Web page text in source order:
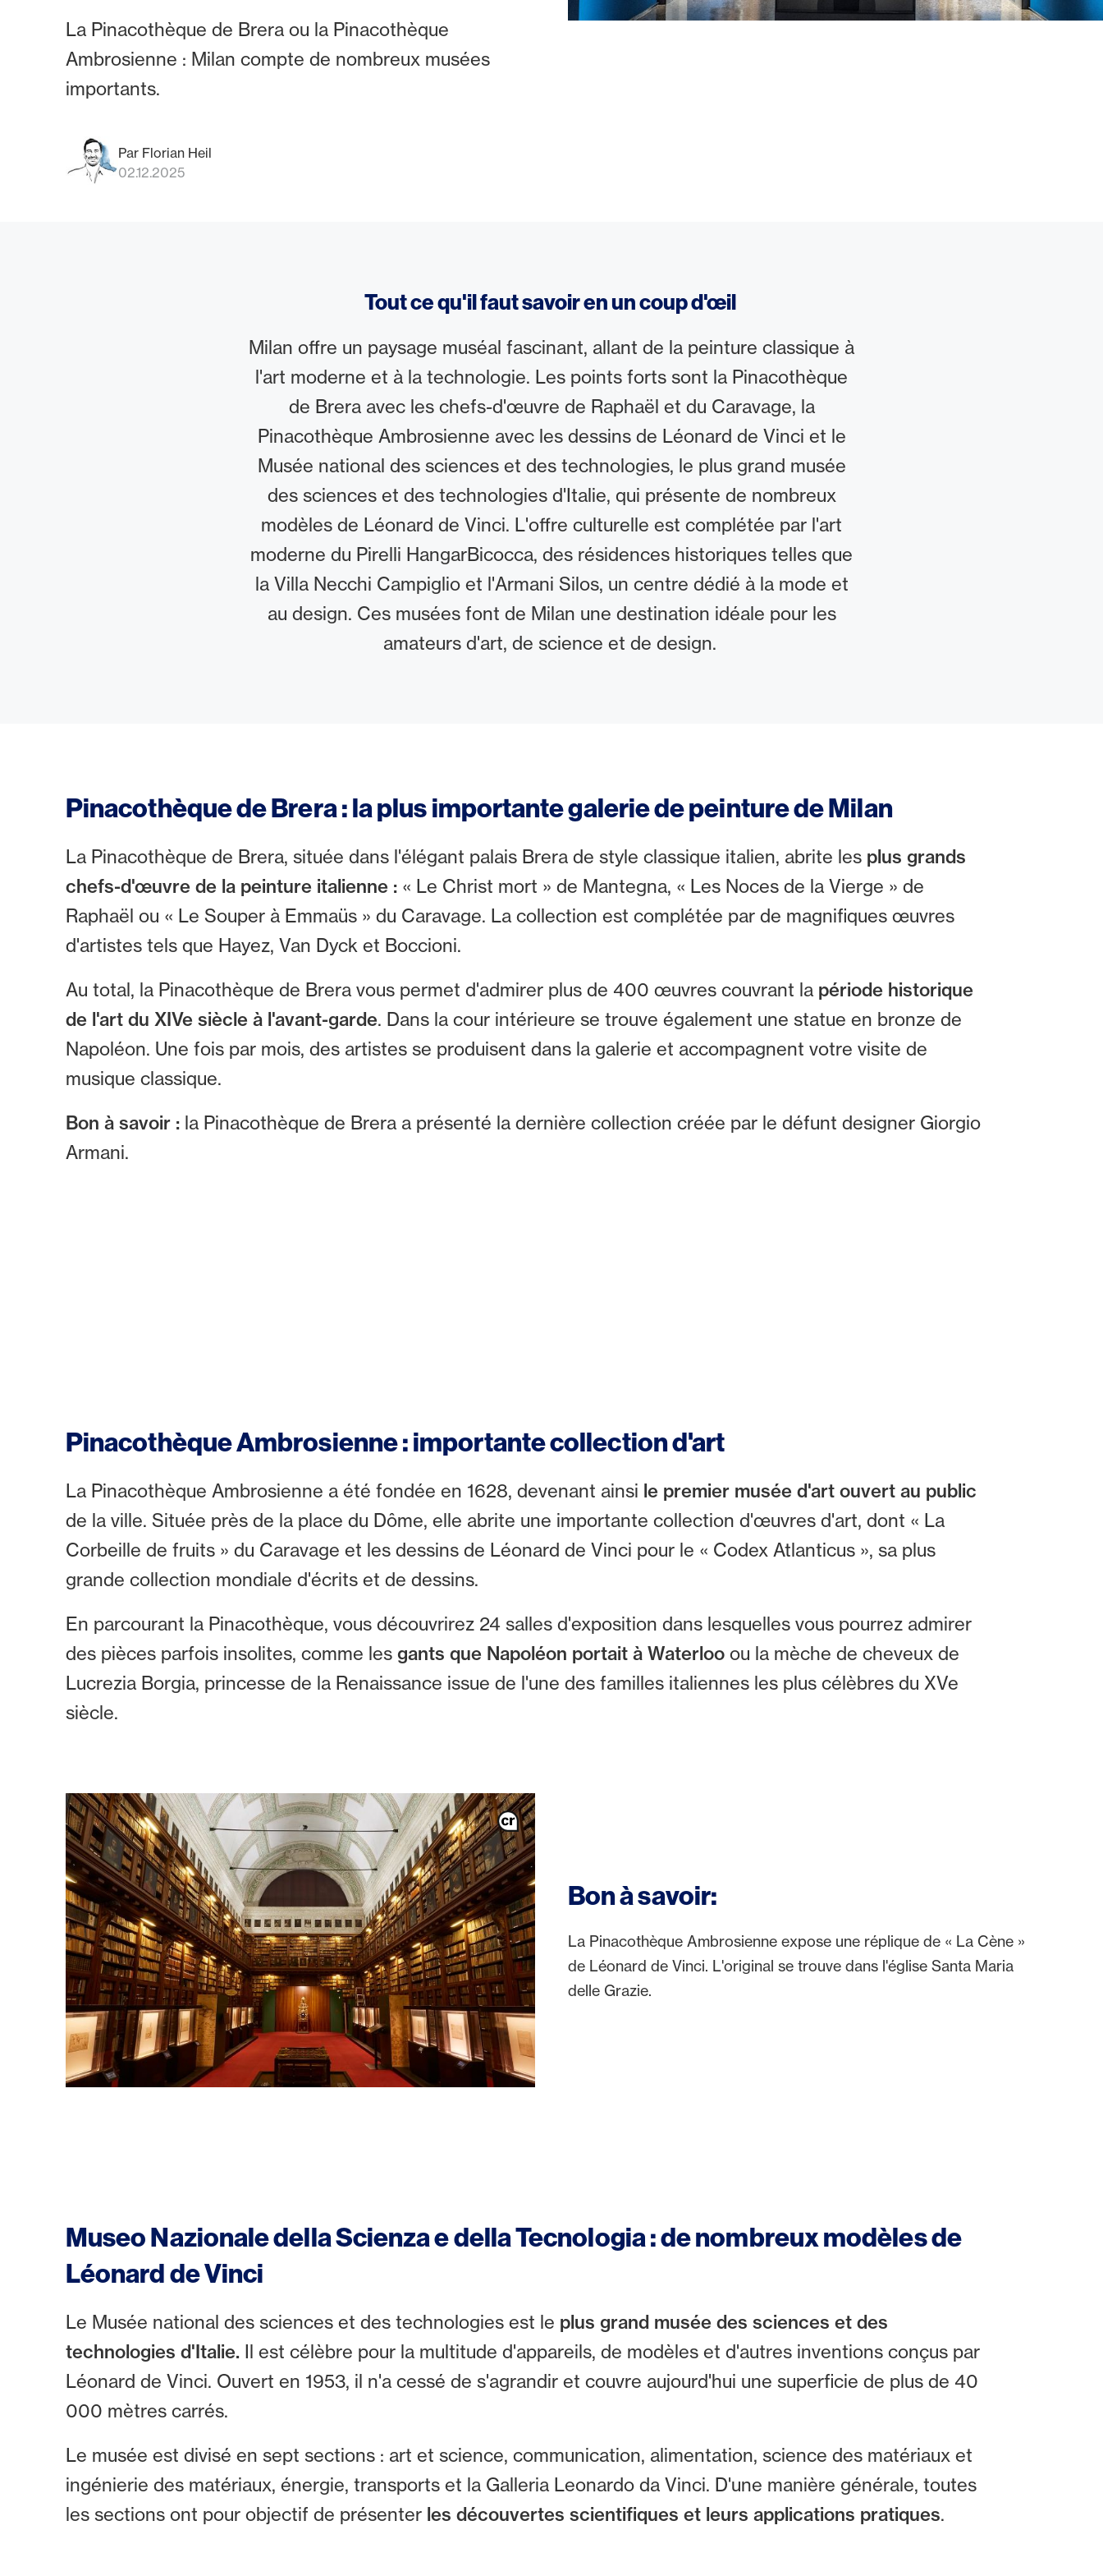
La Pinacothèque de Brera ou la Pinacothèque
Ambrosienne : Milan compte de nombreux musées
importants.
Par Florian Heil
02.12.2025
Tout ce qu'il faut savoir en un coup d'œil
Milan offre un paysage muséal fascinant, allant de la peinture classique à
l'art moderne et à la technologie. Les points forts sont la Pinacothèque
de Brera avec les chefs-d'œuvre de Raphaël et du Caravage, la
Pinacothèque Ambrosienne avec les dessins de Léonard de Vinci et le
Musée national des sciences et des technologies, le plus grand musée
des sciences et des technologies d'Italie, qui présente de nombreux
modèles de Léonard de Vinci. L'offre culturelle est complétée par l'art
moderne du Pirelli HangarBicocca, des résidences historiques telles que
la Villa Necchi Campiglio et l'Armani Silos, un centre dédié à la mode et
au design. Ces musées font de Milan une destination idéale pour les
amateurs d'art, de science et de design.
Pinacothèque de Brera : la plus importante galerie de peinture de Milan
La Pinacothèque de Brera, située dans l'élégant palais Brera de style classique italien, abrite les plus grands
chefs-d'œuvre de la peinture italienne : « Le Christ mort » de Mantegna, « Les Noces de la Vierge » de
Raphaël ou « Le Souper à Emmaüs » du Caravage. La collection est complétée par de magnifiques œuvres
d'artistes tels que Hayez, Van Dyck et Boccioni.
Au total, la Pinacothèque de Brera vous permet d'admirer plus de 400 œuvres couvrant la période historique
de l'art du XIVe siècle à l'avant-garde. Dans la cour intérieure se trouve également une statue en bronze de
Napoléon. Une fois par mois, des artistes se produisent dans la galerie et accompagnent votre visite de
musique classique.
Bon à savoir : la Pinacothèque de Brera a présenté la dernière collection créée par le défunt designer Giorgio
Armani.
Pinacothèque Ambrosienne : importante collection d'art
La Pinacothèque Ambrosienne a été fondée en 1628, devenant ainsi le premier musée d'art ouvert au public
de la ville. Située près de la place du Dôme, elle abrite une importante collection d'œuvres d'art, dont « La
Corbeille de fruits » du Caravage et les dessins de Léonard de Vinci pour le « Codex Atlanticus », sa plus
grande collection mondiale d'écrits et de dessins.
En parcourant la Pinacothèque, vous découvrirez 24 salles d'exposition dans lesquelles vous pourrez admirer
des pièces parfois insolites, comme les gants que Napoléon portait à Waterloo ou la mèche de cheveux de
Lucrezia Borgia, princesse de la Renaissance issue de l'une des familles italiennes les plus célèbres du XVe
siècle.
Bon à savoir:
La Pinacothèque Ambrosienne expose une réplique de « La Cène »
de Léonard de Vinci. L'original se trouve dans l'église Santa Maria
delle Grazie.
Museo Nazionale della Scienza e della Tecnologia : de nombreux modèles de
Léonard de Vinci
Le Musée national des sciences et des technologies est le plus grand musée des sciences et des
technologies d'Italie. Il est célèbre pour la multitude d'appareils, de modèles et d'autres inventions conçus par
Léonard de Vinci. Ouvert en 1953, il n'a cessé de s'agrandir et couvre aujourd'hui une superficie de plus de 40
000 mètres carrés.
Le musée est divisé en sept sections : art et science, communication, alimentation, science des matériaux et
ingénierie des matériaux, énergie, transports et la Galleria Leonardo da Vinci. D'une manière générale, toutes
les sections ont pour objectif de présenter les découvertes scientifiques et leurs applications pratiques.